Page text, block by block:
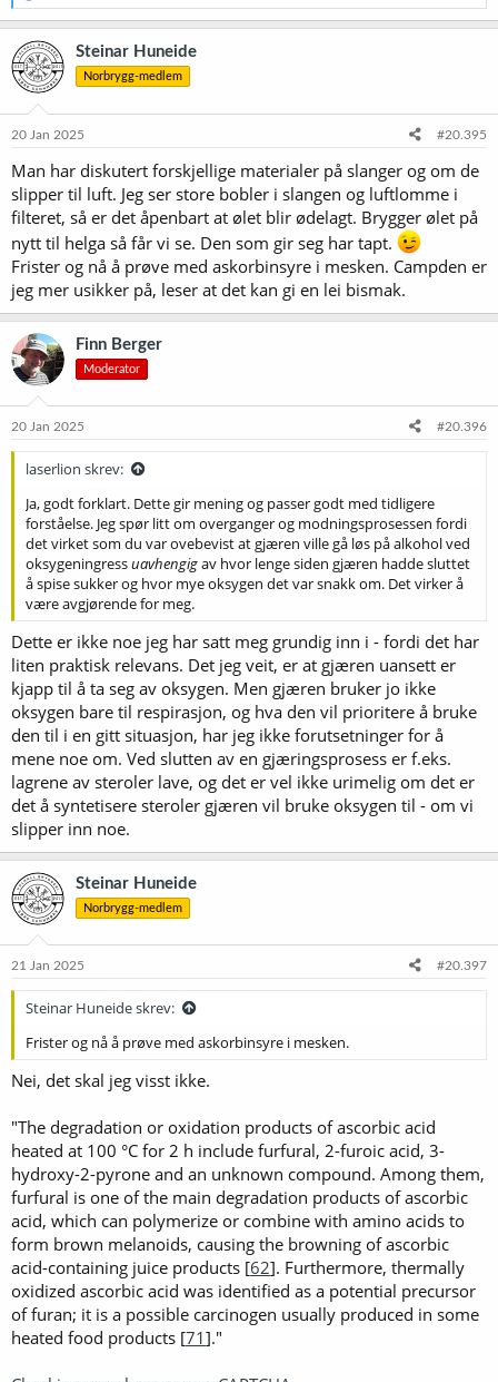
overgang, heller. Gjæren vil jo stort sett foretrekke sukker (men
diacetyl tar den seg gjerne av etter hvert som det dannes). Når det
nærmer seg slutten på sukkeret, vil gjæren forberede seg på å å gå i
dvale, og energien den henter inn mot slutte, går i høy grad til å
bygge lagre av glykogen. Den gir seg ikke, forutsatt at den er rimelig
frisk og at det er nok av den, før den har utnytta de energikildene
som finnes; og de er som sagt mer enn sukker.
e
a
k
s
j
o
e
:
Steinar Huneide
Norbrygg-medlem
20 Jan 2025 #20.395
Man har diskutert forskjellige materialer på slanger og om de
slipper til luft. Jeg ser store bobler i slangen og luftlomme i
filteret, så er det åpenbart at ølet blir ødelagt. Brygger ølet på
nytt til helga så får vi se. Den som gir seg har tapt.
Frister og nå å prøve med askorbinsyre i mesken. Campden er
jeg mer usikker på, leser at det kan gi en lei bismak.
Finn Berger
Moderator
20 Jan 2025 #20.396
laserlion skrev:
Ja, godt forklart. Dette gir mening og passer godt med tidligere
forståelse. Jeg spør litt om overganger og modningsprosessen fordi
det virket som du var ovebevist at gjæren ville gå løs på alkohol ved
oksygeningressuavhengigav hvor lenge siden gjæren hadde sluttet
å spise sukker og hvor mye oksygen det var snakk om. Det virker å
være avgjørende for meg.
Dette er ikke noe jeg har satt meg grundig inn i - fordi det har
liten praktisk relevans. Det jeg veit, er at gjæren uansett er
kjapp til å ta seg av oksygen. Men gjæren bruker jo ikke
oksygen bare til respirasjon, og hva den vil prioritere å bruke
den til i en gitt situasjon, har jeg ikke forutsetninger for å
mene noe om. Ved slutten av en gjæringsprosess er f.eks.
lagrene av steroler lave, og det er vel ikke urimelig om det er
det å syntetisere steroler gjæren vil bruke oksygen til - om vi
slipper inn noe.
Steinar Huneide
Norbrygg-medlem
21 Jan 2025 #20.397
Steinar Huneide skrev:
Frister og nå å prøve med askorbinsyre i mesken.
Nei, det skal jeg visst ikke.
"The degradation or oxidation products of ascorbic acid
heated at 100 °C for 2 h include furfural, 2-furoic acid, 3-
hydroxy-2-pyrone and an unknown compound. Among them,
furfural is one of the main degradation products of ascorbic
acid, which can polymerize or combine with amino acids to
form brown melanoids, causing the browning of ascorbic
acid-containing juice products [62]. Furthermore, thermally
oxidized ascorbic acid was identified as a potential precursor
of furan; it is a possible carcinogen usually produced in some
heated food products [71]."